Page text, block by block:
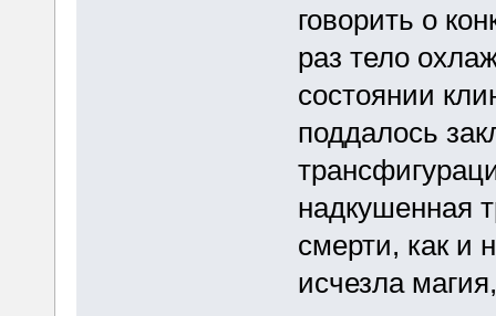
говорить о
раз тело
состоянии
поддалось
надкушенная
смерти, как и
исчезла